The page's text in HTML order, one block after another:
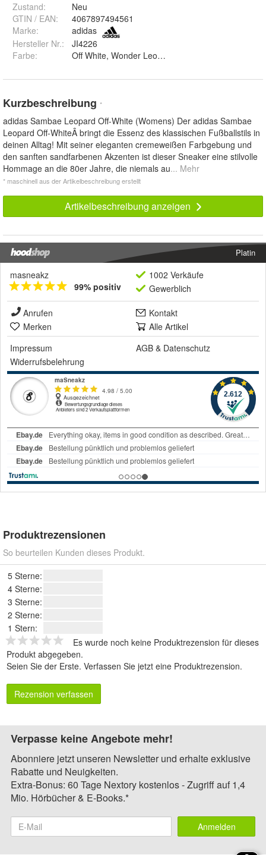
Zustand:
Neu
GTIN / EAN:
4067897494561
Marke:
adidas
Hersteller Nr.:
JI4226
Farbe: Off White, Wonder Leopard
Kurzbeschreibung *
adidas Sambae Leopard Off-White (Womens) Der adidas Sambae
Leopard Off-WhiteÂ bringt die Essenz des klassischen Fußballstils in
deinen Alltag! Mit seiner eleganten cremeweißen Farbgebung und
den sanften sandfarbenen Akzenten ist dieser Sneaker eine stilvolle
Hommage an die 80er Jahre, die niemals au... Mehr
* maschinell aus der Artikelbeschreibung erstellt
Artikelbeschreibung anzeigen
Platin
masneakz
99% positiv
1002 Verkäufe
Gewerblich
Anrufen
Kontakt
Merken
Alle Artikel
Impressum
AGB & Datenschutz
Widerrufsbelehrung
Produktrezensionen
So beurteilen Kunden dieses Produkt.
5 Sterne:
4 Sterne:
3 Sterne:
2 Sterne:
1 Stern:
Es wurde noch keine Produktrezension für dieses
Produkt abgegeben.
Seien Sie der Erste. Verfassen Sie jetzt eine Produktrezension.
Rezension verfassen
Verpasse keine Angebote mehr!
Abonniere jetzt unseren Newsletter und erhalte exklusive
Rabatte und Neuigkeiten.
Extra-Bonus: 60 Tage Nextory kostenlos - Zugriff auf 1,4
Mio. Hörbücher & E-Books.*
Anmelden